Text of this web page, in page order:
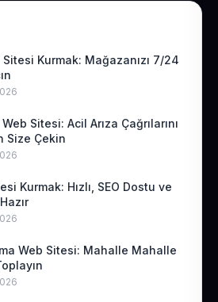
Kurmak: Mağazanızı 7/24
Sitesi: Acil Arıza Çağrılarını
Size Çekin
Kurmak: Hızlı, SEO Dostu ve
Web Sitesi: Mahalle Mahalle